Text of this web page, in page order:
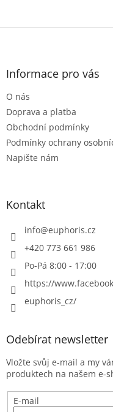
Z
Informace pro vás
O nás
Doprava a platba
Obchodní podmínky
Podmínky ochrany
Napište nám
Kontakt
info@euphoris.cz
+420 773 661 986
Po-Pá 8:00 - 17:00
https://
euphoris_cz/
Odebírat newsletter
Vložte svůj e-mail a my
produktech na našem e-
E-mail